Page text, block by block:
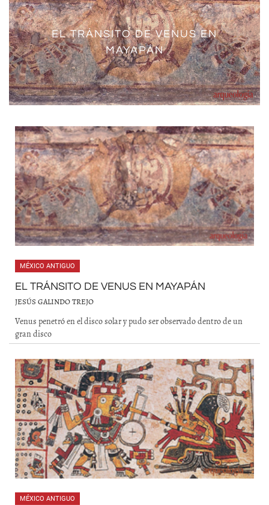
EL TRÁNSITO DE VENUS EN
MAYAPÁN
CÓDICE COSPI
LA CONCEPCIÓN MAYA DEL
COSMOS
EL DESTINO EN LOS CÓDICES
MAYAS
LIENZO DE TLAXCALA
COSMOGONÍA. UN UNIVERSO
ETERNO
MÉXICO ANTIGUO
EL TRÁNSITO DE VENUS EN MAYAPÁN
JESÚS GALINDO TREJO
Venus penetró en el disco solar y pudo ser observado dentro de un
gran disco
MÉXICO ANTIGUO